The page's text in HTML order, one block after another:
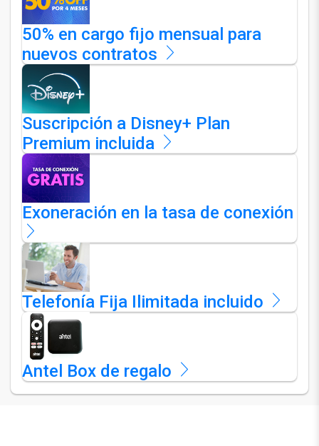
50% en cargo fijo mensual para
nuevos contratos
Suscripción a Disney+ Plan
Premium incluida
Exoneración en la tasa de conexión
Telefonía Fija Ilimitada incluido
Antel Box de regalo